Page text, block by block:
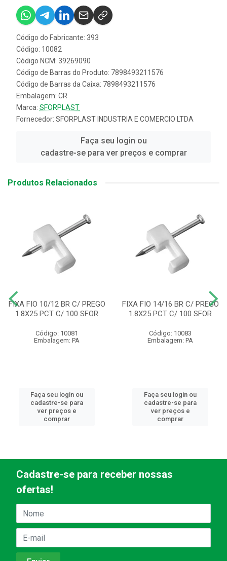
Código do Fabricante: 393
Código: 10082
Código NCM: 39269090
Código de Barras do Produto: 7898493211576
Código de Barras da Caixa: 7898493211576
Embalagem: CR
Marca: SFORPLAST
Fornecedor: SFORPLAST INDUSTRIA E COMERCIO LTDA
Faça seu login ou
cadastre-se para ver preços e comprar
Produtos Relacionados
FIXA FIO 10/12 BR C/ PREGO
1.8X25 PCT C/ 100 SFOR
Código: 10081
Embalagem: PA
Faça seu login ou
cadastre-se para
ver preços e
comprar
FIXA FIO 14/16 BR C/ PREGO
1.8X25 PCT C/ 100 SFOR
Código: 10083
Embalagem: PA
Faça seu login ou
cadastre-se para
ver preços e
comprar
Cadastre-se para receber nossas
ofertas!